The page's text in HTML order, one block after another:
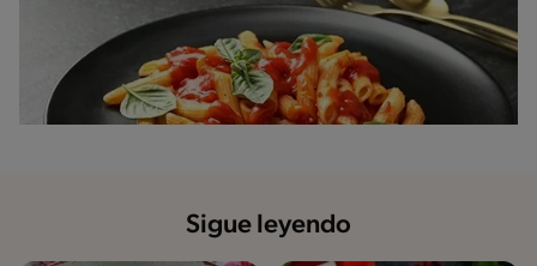
Sigue leyendo